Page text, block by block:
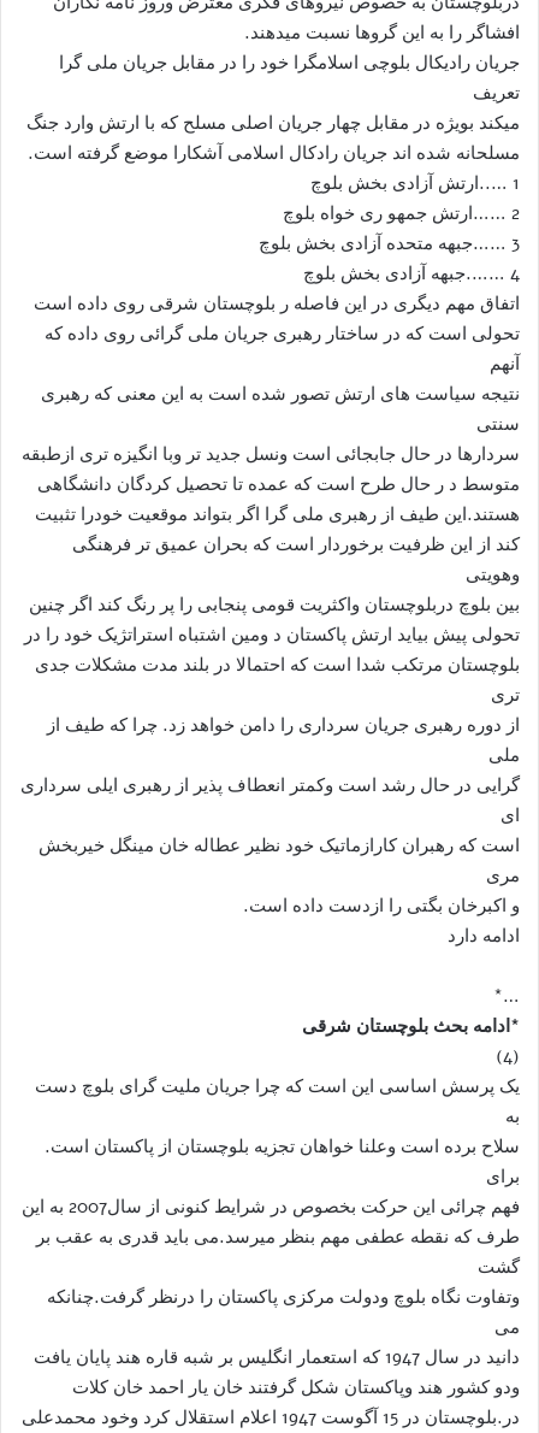
افشاگر را به این گروها نسبت میدهند.
جریان رادیکال بلوچی اسلامگرا خود را در مقابل جریان ملی گرا
تعریف
میکند بویژه در مقابل چهار جریان اصلی مسلح که با ارتش وارد جنگ
مسلحانه شده اند جریان رادکال اسلامی آشکارا موضع گرفته است.
1 …..ارتش آزادی بخش بلوچ
2 ……ارتش جمهو ری خواه بلوچ
3 ……جبهه متحده آزادی بخش بلوچ
4 …….جبهه آزادی بخش بلوچ
اتفاق مهم دیگری در این فاصله ر بلوچستان شرقی روی داده است
تحولی است که در ساختار رهبری جریان ملی گرائی روی داده که
آنهم
نتیجه سیاست های ارتش تصور شده است به این معنی که رهبری
سنتی
سردارها در حال جابجائی است ونسل جدید تر وبا انگیزه تری ازطبقه
متوسط د ر حال طرح است که عمده تا تحصیل کردگان دانشگاهی
هستند.این طیف از رهبری ملی گرا اگر بتواند موقعیت خودرا تثبیت
کند از این ظرفیت برخوردار است که بحران عمیق تر فرهنگی
وهویتی
بین بلوچ دربلوچستان واکثریت قومی پنجابی را پر رنگ کند اگر چنین
تحولی پیش بیاید ارتش پاکستان د ومین اشتباه استراتژیک خود را در
بلوچستان مرتکب شدا است که احتمالا در بلند مدت مشکلات جدی
تری
از دوره رهبری جریان سرداری را دامن خواهد زد. چرا که طیف از
ملی
گرایی در حال رشد است وکمتر انعطاف پذیر از رهبری ایلی سرداری
ای
است که رهبران کارازماتیک خود نظیر عطاله خان مینگل خیربخش
مری
و اکبرخان بگتی را ازدست داده است.
ادامه دارد
…*
*ادامه بحث بلوچستان شرقی
(4)
یک پرسش اساسی این است که چرا جریان ملیت گرای بلوچ دست
به
سلاح برده است وعلنا خواهان تجزیه بلوچستان از پاکستان است.
برای
فهم چرائی این حرکت بخصوص در شرایط کنونی از سال2007 به این
طرف که نقطه عطفی مهم بنظر میرسد.می باید قدری به عقب بر
گشت
وتفاوت نگاه بلوچ ودولت مرکزی پاکستان را درنظر گرفت.چنانکه
می
دانید در سال 1947 که استعمار انگلیس بر شبه قاره هند پایان یافت
ودو کشور هند وپاکستان شکل گرفتند خان یار احمد خان کلات
در.بلوچستان در 15 آگوست 1947 اعلام استقلال کرد وخود محمدعلی